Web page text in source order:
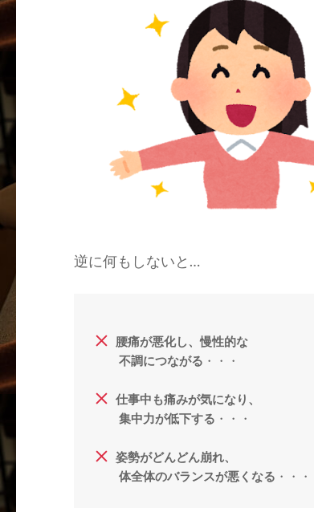
逆に何もしないと…
腰痛が悪化し、慢性的な
不調につながる
仕事中も痛みが気になり、
集中力が低下する
姿勢がどんどん崩れ、
体全体のバランスが悪くなる ・・・